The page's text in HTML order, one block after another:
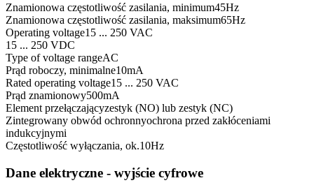
Znamionowa częstotliwość zasilania, minimum45Hz
Znamionowa częstotliwość zasilania, maksimum65Hz
Operating voltage15 ... 250 VAC
15 ... 250 VDC
Type of voltage rangeAC
Prąd roboczy, minimalne10mA
Rated operating voltage15 ... 250 VAC
Prąd znamionowy500mA
Element przełączającyzestyk (NO) lub zestyk (NC)
Zintegrowany obwód ochronnyochrona przed zakłóceniami
indukcyjnymi
Częstotliwość wyłączania, ok.10Hz
Dane elektryczne - wyjście cyfrowe